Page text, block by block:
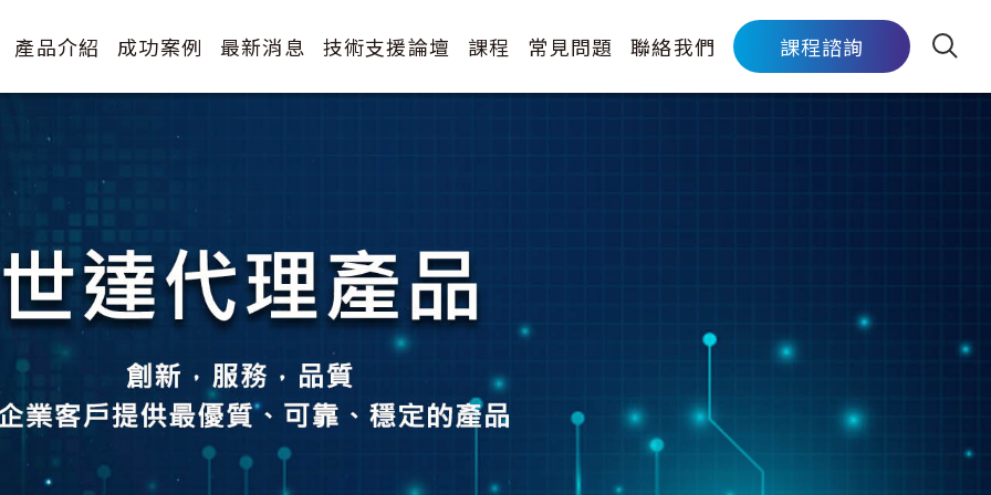
產品介紹 成功案例 最新消息 技術支援論壇 課程 常見問題 聯絡我們 課程諮詢